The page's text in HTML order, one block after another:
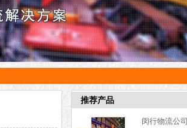
推荐产品
闵行物流公司